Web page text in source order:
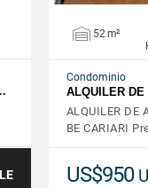
52 m²
Condominio
ALQUILER
ALQUILER DE
BE CARIARI
US$950